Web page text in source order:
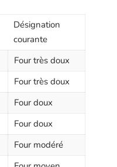
Désignation
courante
Four très doux
Four très doux
Four doux
Four doux
Four modéré